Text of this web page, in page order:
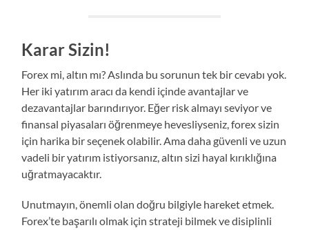
Karar Sizin!
Forex mi, altın mı? Aslında bu sorunun tek bir cevabı yok.
Her iki yatırım aracı da kendi içinde avantajlar ve
dezavantajlar barındırıyor. Eğer risk almayı seviyor ve
finansal piyasaları öğrenmeye hevesliyseniz, forex sizin
için harika bir seçenek olabilir. Ama daha güvenli ve uzun
vadeli bir yatırım istiyorsanız, altın sizi hayal kırıklığına
uğratmayacaktır.
Unutmayın, önemli olan doğru bilgiyle hareket etmek.
Forex’te başarılı olmak için strateji bilmek ve disiplinli